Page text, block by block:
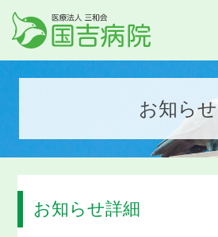
お知らせ
お知らせ詳細